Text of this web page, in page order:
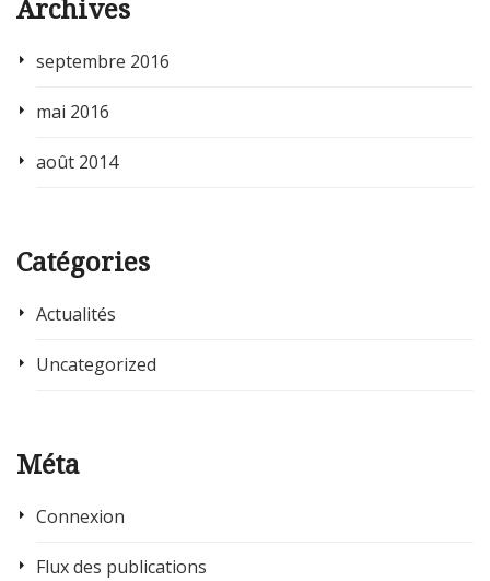
Archives
septembre 2016
mai 2016
août 2014
Catégories
Actualités
Uncategorized
Méta
Connexion
Flux des publications